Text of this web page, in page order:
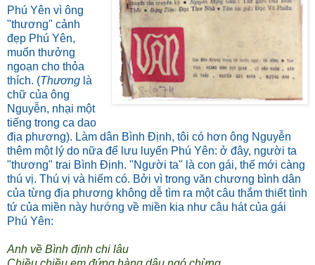
Phú Yên vì ông
"thương" cảnh
đẹp Phú Yên,
muốn thưởng
ngoạn cho thỏa
thích. (Thương là
chữ của ông
Nguyễn, nhại một
tiếng trong ca dao
địa phương). Làm dân Bình Định, tôi có hơn ông Nguyễn
thêm một lý do nữa để lưu luyến Phú Yên: ở đây, người ta
"thương" trai Bình Định. "Người ta" là con gái, thế mới càng
thú vị. Thú vị và hiếm có. Bởi vì trong văn chương bình dân
của từng địa phương không dễ tìm ra một câu thắm thiết tình
tứ của miền này hướng về miền kia như câu hát của gái
Phú Yên:
Anh về Bình định chi lâu